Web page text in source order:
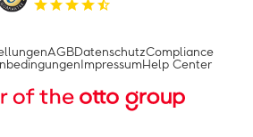
AGBDatenschutzCompliance
Impressum Help Center